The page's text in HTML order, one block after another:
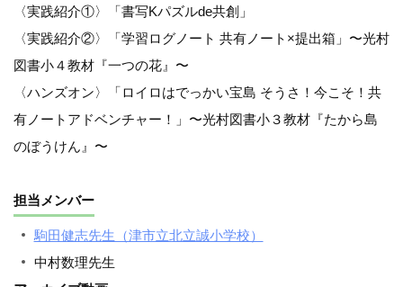
〈実践紹介①〉「書写Kパズルde共創」
〈実践紹介②〉「学習ログノート 共有ノート×提出箱」〜光村
図書小４教材『一つの花』〜
〈ハンズオン〉「ロイロはでっかい宝島 そうさ！今こそ！共
有ノートアドベンチャー！」〜光村図書小３教材『たから島
のぼうけん』〜
担当メンバー
駒田健志先生（津市立北立誠小学校）
中村数理先生